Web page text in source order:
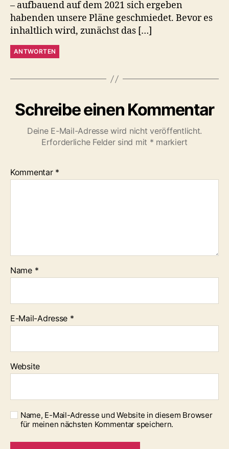
– aufbauend auf dem 2021 sich ergeben
habenden unsere Pläne geschmiedet. Bevor es
inhaltlich wird, zunächst das […]
ANTWORTEN
Schreibe einen Kommentar
Deine E-Mail-Adresse wird nicht veröffentlicht.
Erforderliche Felder sind mit * markiert
Kommentar *
Name *
E-Mail-Adresse *
Website
Name, E-Mail-Adresse und Website in diesem Browser
für meinen nächsten Kommentar speichern.